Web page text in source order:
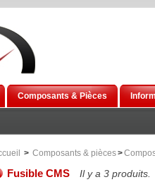
Composants & Pièces
> Composants & pièces>
Fusible CMS Il y a 3 produits.